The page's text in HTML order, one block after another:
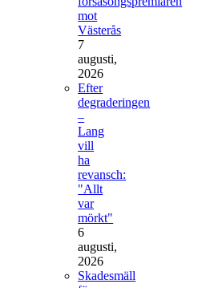
mot
Västerås
7
augusti,
2026
Efter
degraderingen
–
Lang
vill
ha
revansch:
"Allt
var
mörkt"
6
augusti,
2026
Skadesmäll